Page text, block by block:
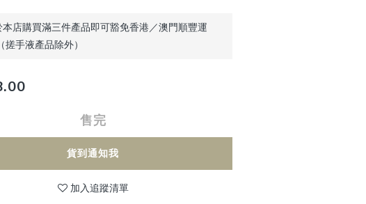
店購買滿三件產品即可豁免香港／澳門順豐運
手液產品除外）
售完
貨到通知我
加入追蹤清單